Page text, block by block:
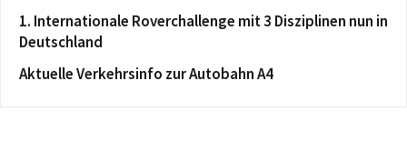
1. Internationale Roverchallenge mit 3 Disziplinen nun in
Deutschland
Aktuelle Verkehrsinfo zur Autobahn A4